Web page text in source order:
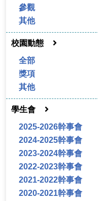
參觀
其他
校園動態
全部
獎項
其他
學生會
2025-2026幹事會
2024-2025幹事會
2023-2024幹事會
2022-2023幹事會
2021-2022幹事會
2020-2021幹事會